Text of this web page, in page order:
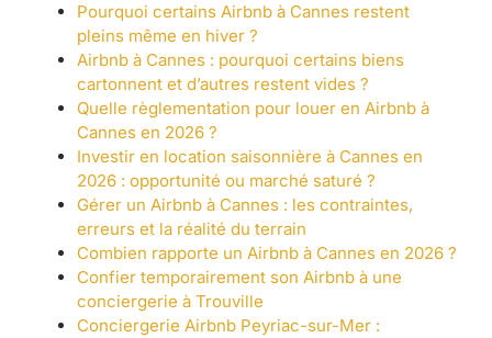
Pourquoi certains Airbnb à Cannes restent
pleins même en hiver ?
Airbnb à Cannes : pourquoi certains biens
cartonnent et d’autres restent vides ?
Quelle règlementation pour louer en Airbnb à
Cannes en 2026 ?
Investir en location saisonnière à Cannes en
2026 : opportunité ou marché saturé ?
Gérer un Airbnb à Cannes : les contraintes,
erreurs et la réalité du terrain
Combien rapporte un Airbnb à Cannes en 2026 ?
Confier temporairement son Airbnb à une
conciergerie à Trouville
Conciergerie Airbnb Peyriac-sur-Mer :